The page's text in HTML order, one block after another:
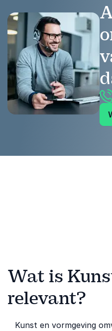
Wat is
relevant?
Kunst en vormgeving